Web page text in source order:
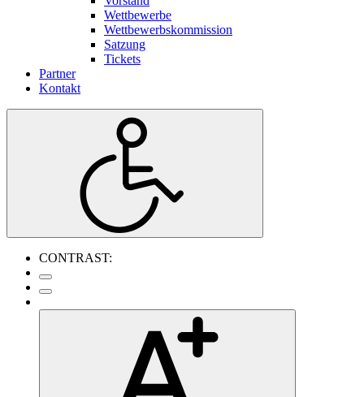
Wettbewerbe
Wettbewerbskommission
Satzung
Tickets
Partner
Kontakt
CONTRAST: